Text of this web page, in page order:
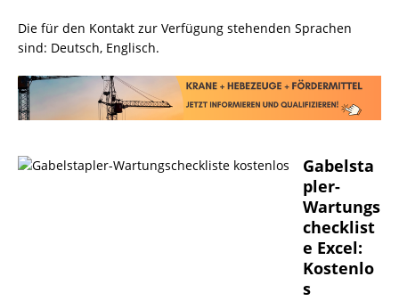
Die für den Kontakt zur Verfügung stehenden Sprachen
sind: Deutsch, Englisch.
Gabelsta
pler-
Wartungs
checklist
e Excel:
Kostenlo
s